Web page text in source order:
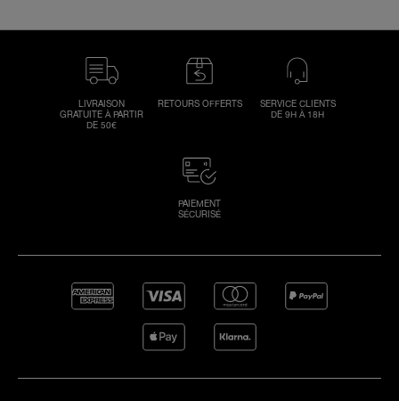
LIVRAISON
GRATUITE À PARTIR
DE 50€
RETOURS OFFERTS
SERVICE CLIENTS
DE 9H À 18H
PAIEMENT
SÉCURISÉ